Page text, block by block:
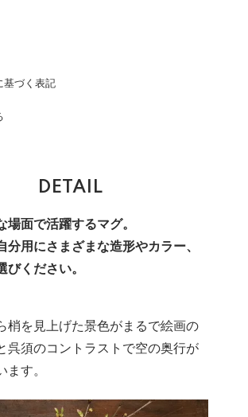
基づく表記
DETAIL
場面で活躍するマグ。
分用にさまざまな造形やカラー、
びください。
梢を見上げた景色がまるで絵画の
呉須のコントラストで空の奥行が
ます。